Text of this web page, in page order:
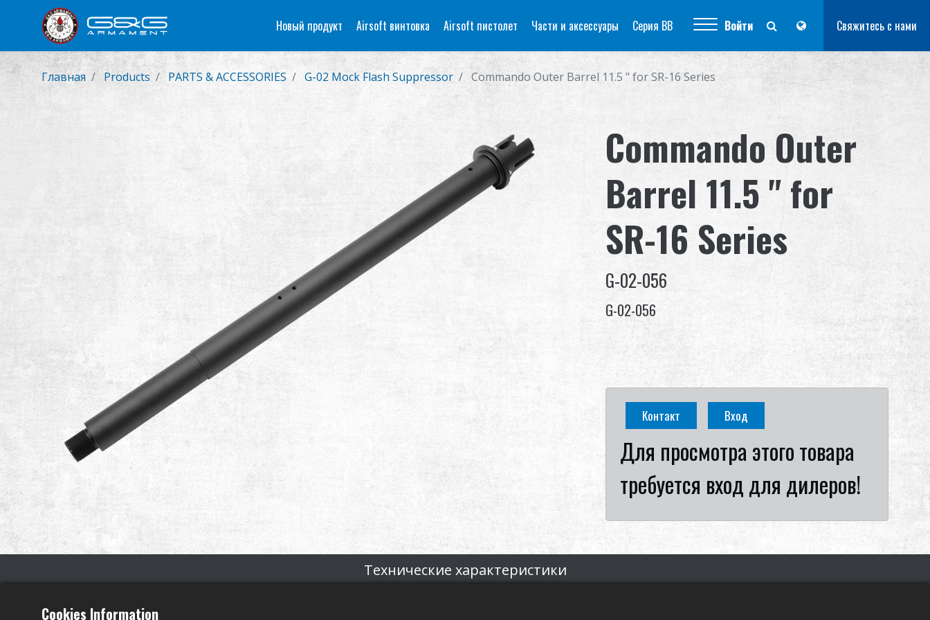
Новый продукт Airsoft винтовка Airsoft пистолет Части и аксессуары Серия BB Войти Свяжитесь с нами
Главная Products PARTS & ACCESSORIES G-02 Mock Flash Suppressor Commando Outer Barrel 11.5 " for SR-16 Series
Commando Outer
Barrel 11.5 " for
SR-16 Series
G-02-056
G-02-056
Контакт Вход
Для просмотра этого товара
требуется вход для дилеров!
Технические характеристики
Cookies Information